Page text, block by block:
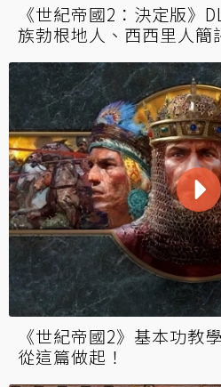
《世紀帝國2：決定版》
族勃根地人、西西里人簡
《世紀帝國2》基本功教
從這篇做起！